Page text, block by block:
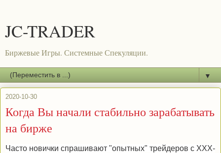
JC-TRADER
Биржевые Игры. Системные Спекуляции.
▼
2020-10-30
Когда Вы начали стабильно зарабатывать
на бирже
Часто новички спрашивают "опытных" трейдеров с ХХХ-